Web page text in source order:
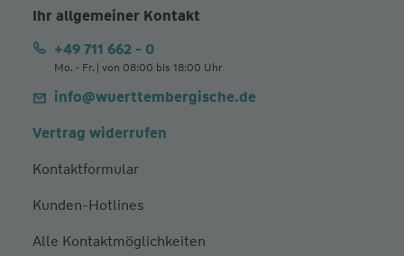
Ihr allgemeiner Kontakt
+49 711 662 - 0
Mo. - Fr. | von 08:00 bis 18:00 Uhr
info@wuerttembergische.de
Vertrag widerrufen
Kontaktformular
Kunden-Hotlines
Alle Kontaktmöglichkeiten